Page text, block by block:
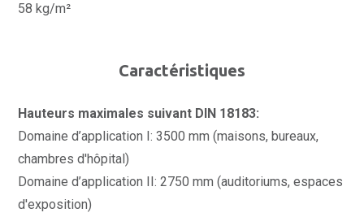
58 kg/m²
Caractéristiques
Hauteurs maximales suivant DIN 18183:
Domaine d’application I: 3500 mm (maisons, bureaux,
chambres d'hôpital)
Domaine d’application II: 2750 mm (auditoriums, espaces
d'exposition)